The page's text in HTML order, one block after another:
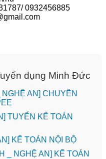
0932456885
dụng Minh Đức
AN] CHUYÊN
TUYỂN KẾ TOÁN
KẾ TOÁN NỘI BỘ
_ NGHỆ AN] KẾ TOÁN